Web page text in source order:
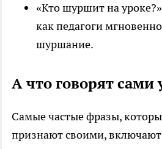
«Кто шуршит на
как педагоги
шуршание.
А что говорят сами
Самые частые фразы,
признают своими,